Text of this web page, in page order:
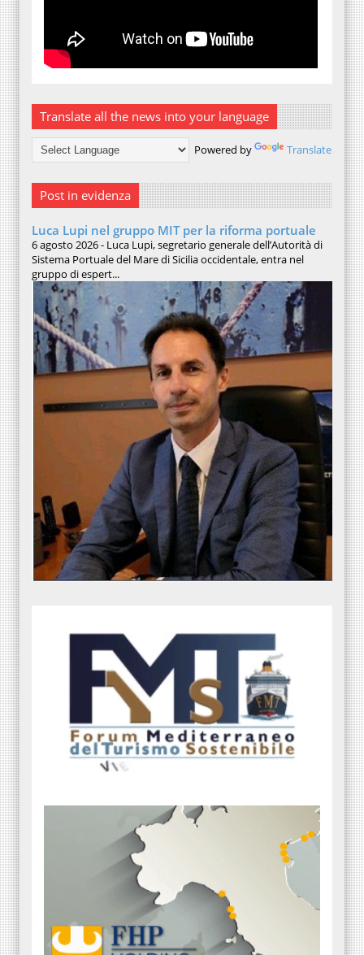
Translate all the news into your language
Powered by Translate
Post in evidenza
Luca Lupi nel gruppo MIT per la riforma portuale
6 agosto 2026 - Luca Lupi, segretario generale dell’Autorità di
Sistema Portuale del Mare di Sicilia occidentale, entra nel
gruppo di espert...